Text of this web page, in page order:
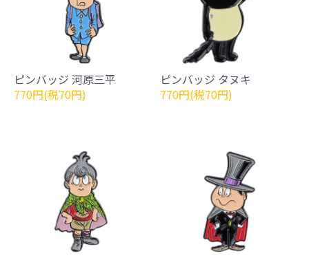
ピンバッジ 河原三平
770円(税70円)
ピンバッジ タヌキ
770円(税70円)